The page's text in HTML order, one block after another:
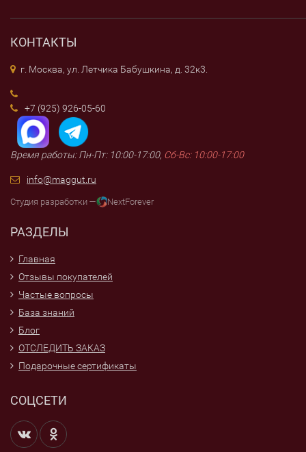
КОНТАКТЫ
г. Москва, ул. Летчика Бабушкина, д. 32к3.
+7 (925) 926-05-60
Время работы: Пн-Пт: 10:00-17:00, Сб-Вс: 10:00-17:00
info@maggut.ru
Студия разработки — NextForever
РАЗДЕЛЫ
Главная
Отзывы покупателей
Частые вопросы
База знаний
Блог
ОТСЛЕДИТЬ ЗАКАЗ
Подарочные сертификаты
СОЦСЕТИ